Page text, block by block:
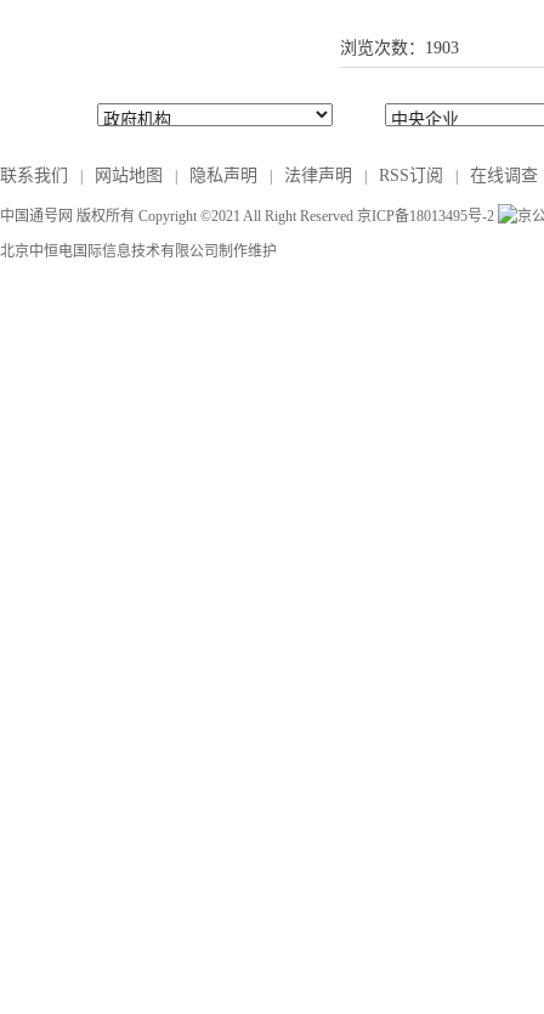
浏览次数： 1903
联系我们 网站地图 隐私声明 法律声明 RSS订阅 在线调查
中国通号网 版权所有 Copyright ©2021 All Right Reserved 京ICP备18013495号-2 京
北京中恒电国际信息技术有限公司 制作维护